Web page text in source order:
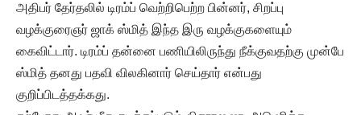
அதிபர் தேர்தலில் டிரம்ப் வெற்றிபெற்ற பின்னர், சிறப்பு
வழக்குரைஞர் ஜாக் ஸ்மித் இந்த இரு வழக்குகளையும்
கைவிட்டார். டிரம்ப் தன்னை பணியிலிருந்து நீக்குவதற்கு முன்பே
ஸ்மித் தனது பதவி விலகினார் செய்தார் என்பது
குறிப்பிடத்தக்கது.